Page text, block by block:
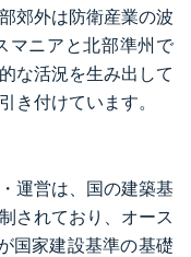
郊外は防衛産業の波
マニアと北部準州で
な活況を生み出して
き付けています。
運営は、国の建築基
されており、オース
国家建設基準の基礎